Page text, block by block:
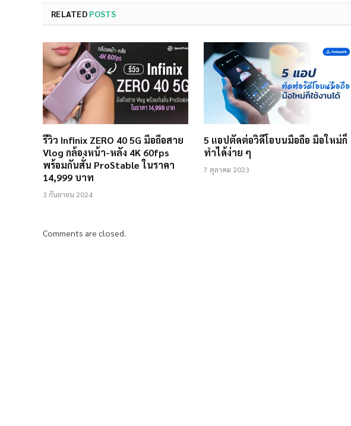
RELATED POSTS
รีวิว Infinix ZERO 40 5G มือถือสาย
Vlog กล้องหน้า-หลัง 4K 60fps
พร้อมกันสั่น ProStable ในราคา
14,999 บาท
3 กันยายน 2024
5 แอปตัดต่อวิดีโอบนมือถือ มือใหม่ก็
ทำได้ง่าย ๆ
7 ตุลาคม 2023
Comments are closed.